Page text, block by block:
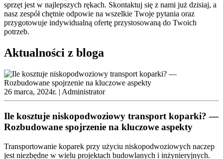
sprzęt jest w najlepszych rękach. Skontaktuj się z nami już dzisiaj, a
nasz zespół chętnie odpowie na wszelkie Twoje pytania oraz
przygotowuje indywidualną ofertę przystosowaną do Twoich
potrzeb.
Aktualności z bloga
26 marca, 2024r. | Administrator
Ile kosztuje niskopodwoziowy transport koparki? —
Rozbudowane spojrzenie na kluczowe aspekty
Transportowanie koparek przy użyciu niskopodwoziowych naczep
jest niezbędne w wielu projektach budowlanych i inżynieryjnych.